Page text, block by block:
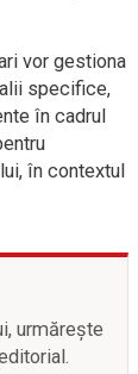
vor gestiona
specifice,
în cadrul
în contextul
urmărește